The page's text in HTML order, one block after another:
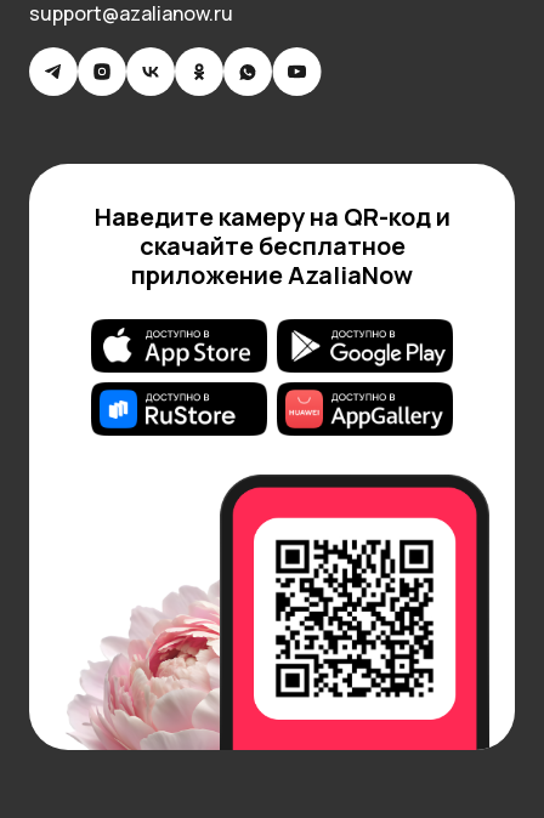
support@azalianow.ru
Наведите камеру на QR-код и
скачайте бесплатное
приложение AzaliaNow